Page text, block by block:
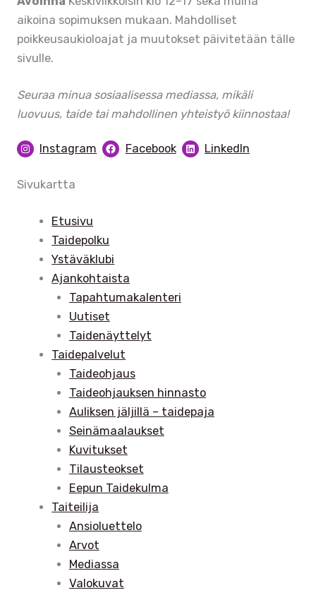
aikoina sopimuksen mukaan. Mahdolliset
poikkeusaukioloajat ja muutokset päivitetään tälle
sivulle.
Seuraa minua sosiaalisessa mediassa, mikäli
luovuus, taide tai mahdollinen yhteistyö kiinnostaa!
Instagram Facebook LinkedIn
Sivukartta
Etusivu
Taidepolku
Ystäväklubi
Ajankohtaista
Tapahtumakalenteri
Uutiset
Taidenäyttelyt
Taidepalvelut
Taideohjaus
Taideohjauksen hinnasto
Auliksen jäljillä – taidepaja
Seinämaalaukset
Kuvitukset
Tilausteokset
Eepun Taidekulma
Taiteilija
Ansioluettelo
Arvot
Mediassa
Valokuvat